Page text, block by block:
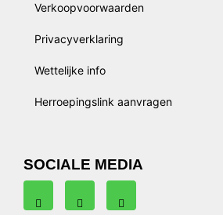
Verkoopvoorwaarden
Privacyverklaring
Wettelijke info
Herroepingslink aanvragen
SOCIALE MEDIA